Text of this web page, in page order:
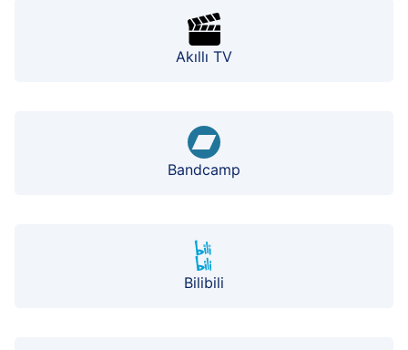
Akıllı TV
Bandcamp
Bilibili